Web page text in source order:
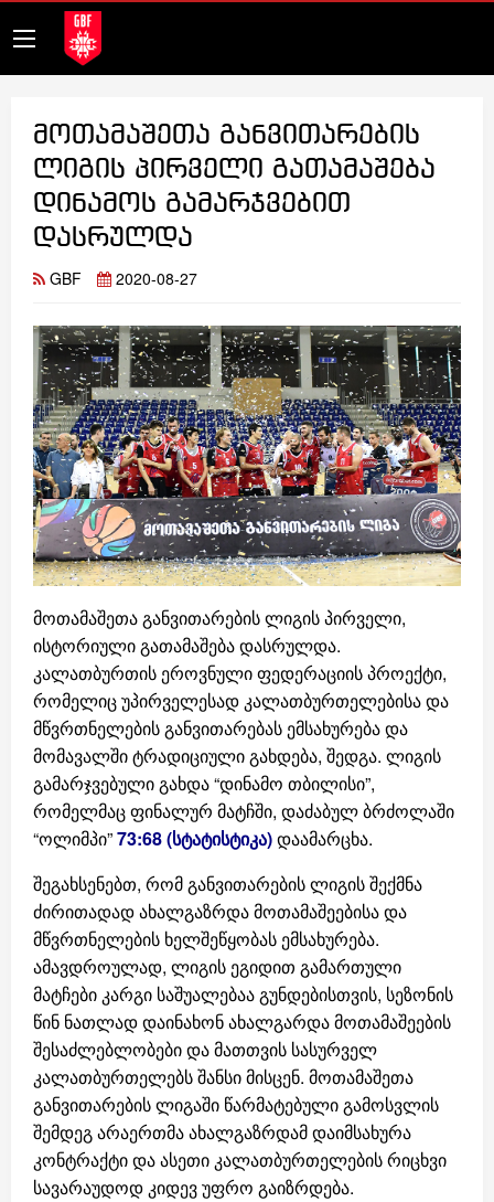
მოთამაშეთა განვითარების
ლიგის პირველი გათამაშება
დინამოს გამარჯვებით
დასრულდა
GBF 2020-08-27
მოთამაშეთა განვითარების ლიგის პირველი,
ისტორიული გათამაშება დასრულდა.
კალათბურთის ეროვნული ფედერაციის პროექტი,
რომელიც უპირველესად კალათბურთელებისა და
მწვრთნელების განვითარებას ემსახურება და
მომავალში ტრადიციული გახდება, შედგა. ლიგის
გამარჯვებული გახდა “დინამო თბილისი”,
რომელმაც ფინალურ მატჩში, დაძაბულ ბრძოლაში
“ოლიმპი”73:68 (სტატისტიკა)დაამარცხა.
შეგახსენებთ, რომ განვითარების ლიგის შექმნა
ძირითადად ახალგაზრდა მოთამაშეებისა და
მწვრთნელების ხელშეწყობას ემსახურება.
ამავდროულად, ლიგის ეგიდით გამართული
მატჩები კარგი საშუალებაა გუნდებისთვის, სეზონის
წინ ნათლად დაინახონ ახალგარდა მოთამაშეების
შესაძლებლობები და მათთვის სასურველ
კალათბურთელებს შანსი მისცენ. მოთამაშეთა
განვითარების ლიგაში წარმატებული გამოსვლის
შემდეგ არაერთმა ახალგაზრდამ დაიმსახურა
კონტრაქტი და ასეთი კალათბურთელების რიცხვი
სავარაუდოდ კიდევ უფრო გაიზრდება.